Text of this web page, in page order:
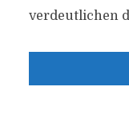
verdeutlichen